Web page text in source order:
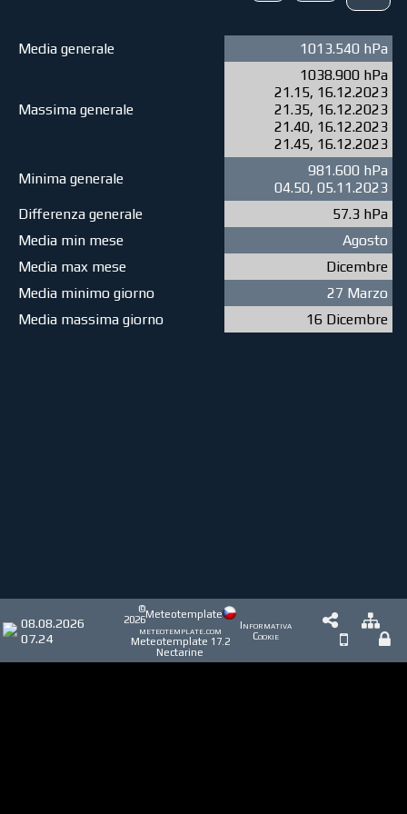
Media generale 1013.540 hPa
Massima generale
1038.900 hPa
21.15, 16.12.2023
21.35, 16.12.2023
21.40, 16.12.2023
21.45, 16.12.2023
Minima generale
981.600 hPa
04.50, 05.11.2023
Differenza generale
57.3 hPa
Media min mese
Agosto
Media max mese
Dicembre
Media minimo giorno
27 Marzo
Media massima giorno
16 Dicembre
08.08.2026
07.24
©
2026Meteotemplate
meteotemplate.com
Meteotemplate 17.2
Nectarine
Informativa
Cookie